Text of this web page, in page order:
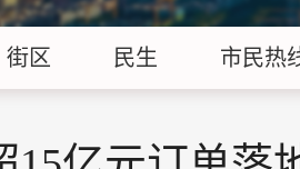
街区 民生 市民热